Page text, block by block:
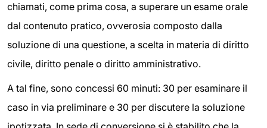
chiamati, come prima cosa, a superare un esame orale
dal contenuto pratico, ovverosia composto dalla
soluzione di una questione, a scelta in materia di diritto
civile, diritto penale o diritto amministrativo.
A tal fine, sono concessi 60 minuti: 30 per esaminare il
caso in via preliminare e 30 per discutere la soluzione